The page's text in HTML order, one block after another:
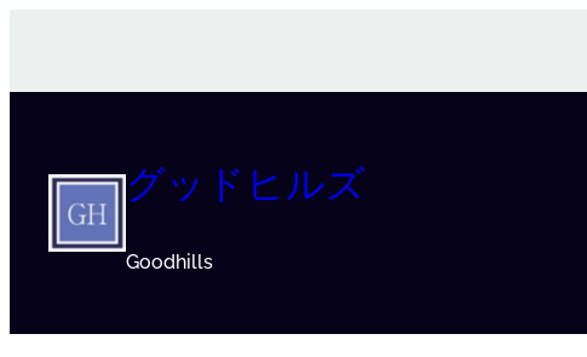
content
グッドヒルズ
Goodhills